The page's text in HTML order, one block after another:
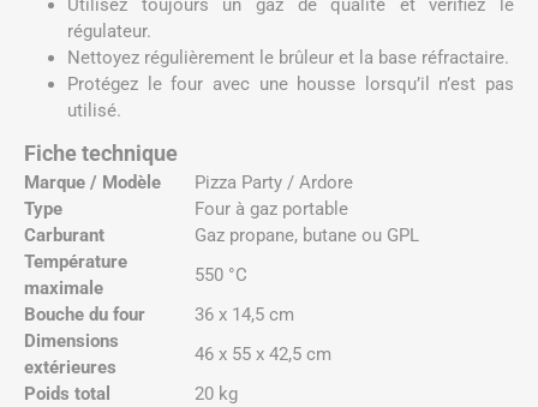
Utilisez toujours un gaz de qualité et vérifiez le
régulateur.
Nettoyez régulièrement le brûleur et la base réfractaire.
Protégez le four avec une housse lorsqu’il n’est pas
utilisé.
Fiche technique
Marque / Modèle
Pizza Party / Ardore
Type
Four à gaz portable
Carburant
Gaz propane, butane ou GPL
Température
maximale
550 °C
Bouche du four
36 x 14,5 cm
Dimensions
extérieures
46 x 55 x 42,5 cm
Poids total
20 kg